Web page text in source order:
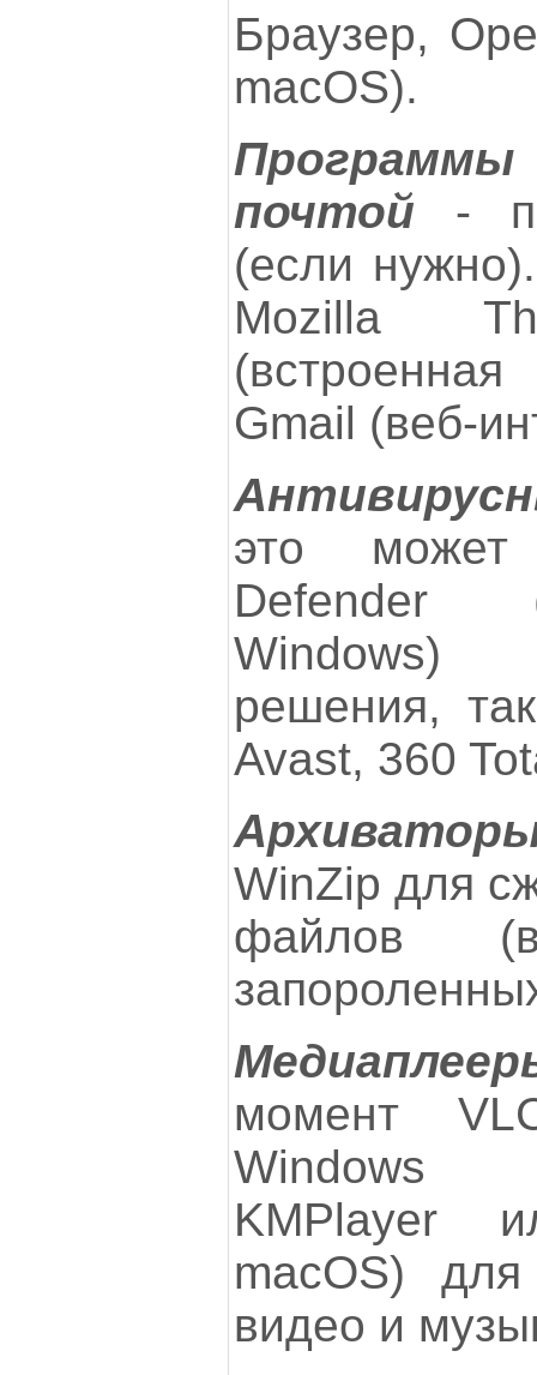
Браузер,
macOS).
почтой -
(если
Mozilla
Gmail (веб-
это
Defender
Windows)
решения,
Avast, 360
WinZip для
файлов
момент
Windows
KMPlayer
macOS) для
видео и